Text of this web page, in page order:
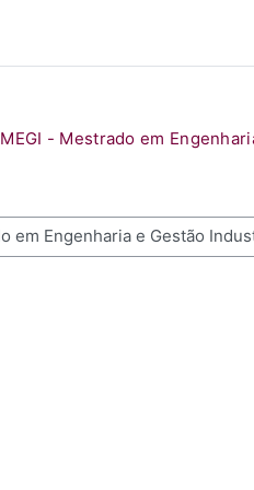
MEGI - Mestrado em